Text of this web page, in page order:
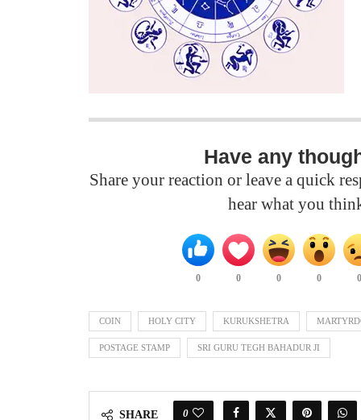
Have any
Share your reaction or leave a quick
hear what you
0 0 0 0
COIN HOLY CITY KURUKSHETRA
POSTAGE STAMP SRI GURU TEGH BAHADUR JI
SHARE 0